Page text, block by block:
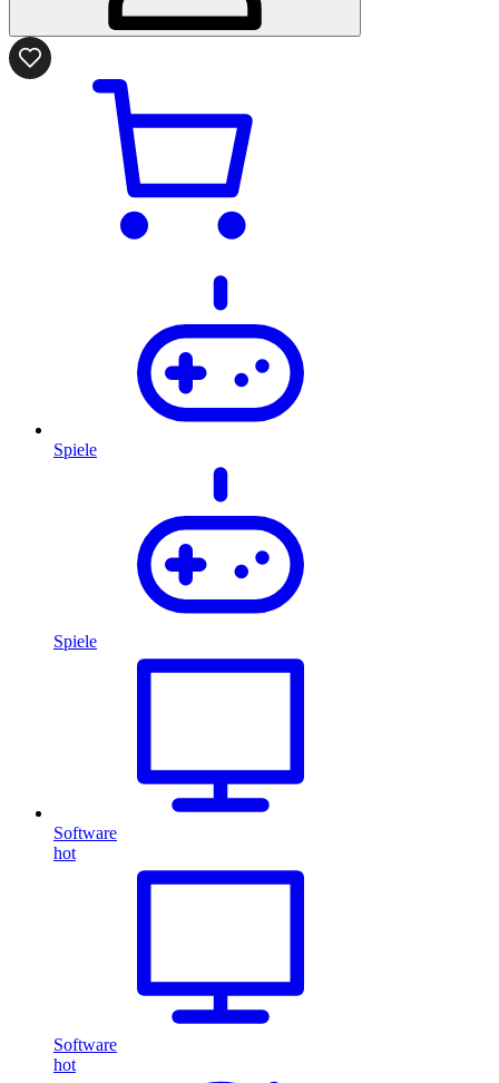
Spiele
Spiele
Software
hot
Software
hot